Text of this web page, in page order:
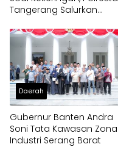
Tangerang Salurkan
Panongan
Daerah
Gubernur Banten Andra
Soni Tata Kawasan Zona
Industri Serang Barat